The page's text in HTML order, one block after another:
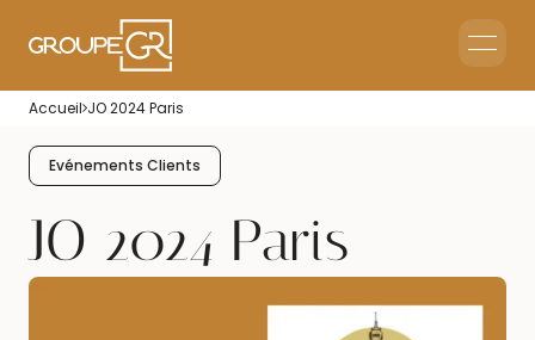
Le groupe GR
Accueil JO 2024 Paris
Evénements Clients
JO 2024 Paris